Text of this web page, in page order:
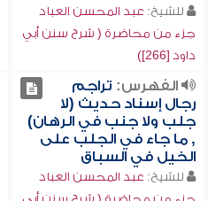
للشيخ: عبد المحسن العباد
جزء من محاضرة ( شرح سنن أبي
داود [266])
الفهرس: تراجم
رجال إسناد حديث (لا
جلب ولا جنب في الرهان)
, ما جاء في الجلب على
الخيل في السباق
للشيخ: عبد المحسن العباد